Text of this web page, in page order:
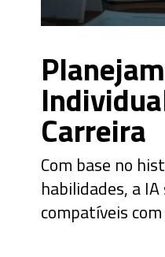
Com base no
habilidades, a
compatíveis
Carreira